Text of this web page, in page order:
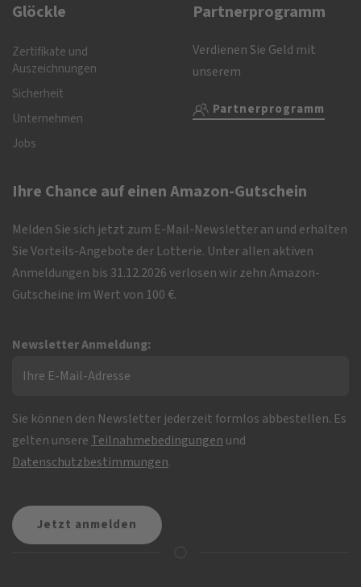
Glöckle
Zertifikate und
Auszeichnungen
Sicherheit
Unternehmen
Jobs
Partnerprogramm
Verdienen Sie Geld mit
unserem
Partnerprogramm
Ihre Chance auf einen Amazon-Gutschein
Melden Sie sich jetzt zum E-Mail-Newsletter an und erhalten
Sie Vorteils-Angebote der Lotterie. Unter allen aktiven
Anmeldungen bis 31.12.2026 verlosen wir zehn Amazon-
Gutscheine im Wert von 100 €.
Newsletter Anmeldung:
Sie können den Newsletter jederzeit formlos abbestellen. Es
gelten unsere Teilnahmebedingungen und
Datenschutzbestimmungen.